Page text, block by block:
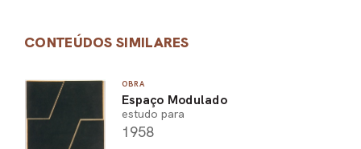
CONTEÚDOS SIMILARES
OBRA
Espaço Modulado
estudo para
1958